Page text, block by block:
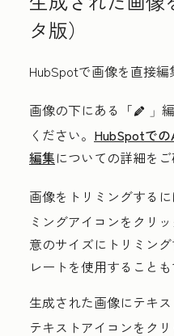
タ版）
HubSpotで画像を直接編
画像の下にある「edit AdA」
ください。 HubSpotで
編集についての詳細をご
画像をトリミングする
ミングアイコンをクリ
意のサイズにトリミン
レートを使用することも
生成された画像にテキ
テキストアイコンをク